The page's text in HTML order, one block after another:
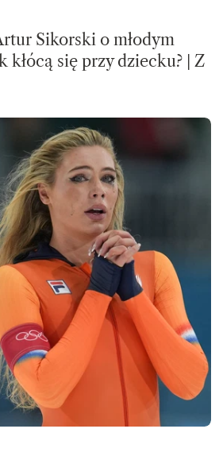
Sikorski o młodym
kłócą się przy dziecku? | Z